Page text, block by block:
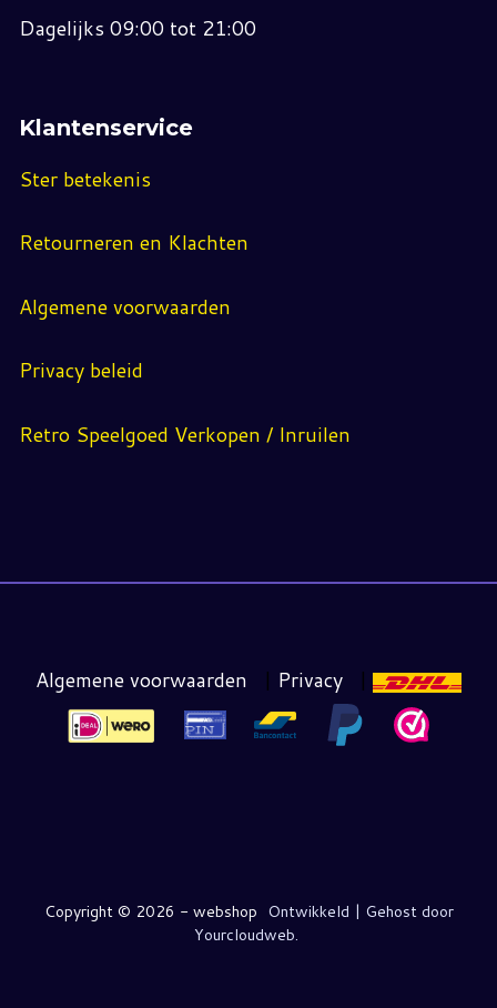
Dagelijks 09:00 tot 21:00
Klantenservice
Ster betekenis
Retourneren en Klachten
Algemene voorwaarden
Privacy beleid
Retro Speelgoed Verkopen / Inruilen
Algemene voorwaarden | Privacy |
Copyright © 2026 - webshop Ontwikkeld | Gehost door
Yourcloudweb.